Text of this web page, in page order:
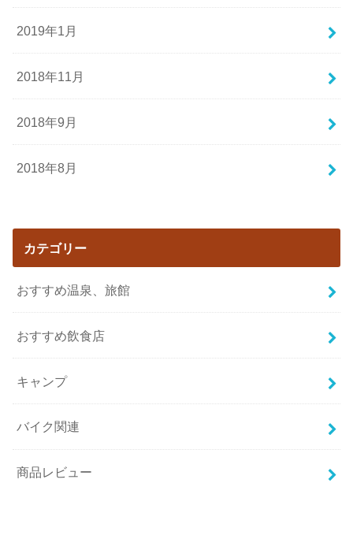
2019年1月
2018年11月
2018年9月
2018年8月
カテゴリー
おすすめ温泉、旅館
おすすめ飲食店
キャンプ
バイク関連
商品レビュー